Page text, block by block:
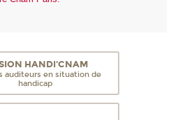
HANDI'CNAM
auditeurs en situation de
handicap